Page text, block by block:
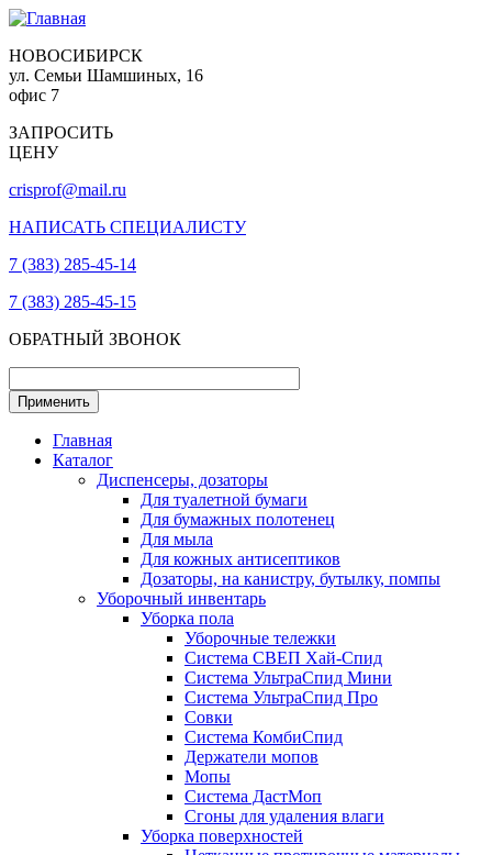
НОВОСИБИРСК
ул. Семьи Шамшиных, 16
офис 7
ЗАПРОСИТЬ
ЦЕНУ
crisprof@mail.ru
НАПИСАТЬ СПЕЦИАЛИСТУ
7 (383) 285-45-14
7 (383) 285-45-15
ОБРАТНЫЙ ЗВОНОК
Главная
Каталог
Диспенсеры, дозаторы
Для туалетной бумаги
Для бумажных полотенец
Для мыла
Для кожных антисептиков
Дозаторы, на канистру, бутылку, помпы
Уборочный инвентарь
Уборка пола
Уборочные тележки
Система СВЕП Хай-Спид
Система УльтраСпид Мини
Система УльтраСпид Про
Совки
Система КомбиСпид
Держатели мопов
Мопы
Система ДастМоп
Сгоны для удаления влаги
Уборка поверхностей